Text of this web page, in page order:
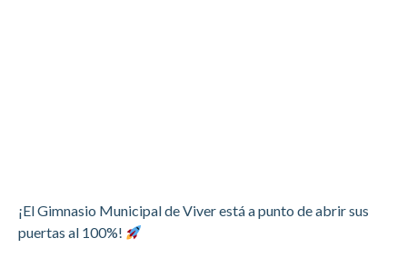
¡El Gimnasio Municipal de Viver está a punto de abrir sus
puertas al 100%!